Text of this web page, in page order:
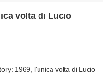
volta di Lucio